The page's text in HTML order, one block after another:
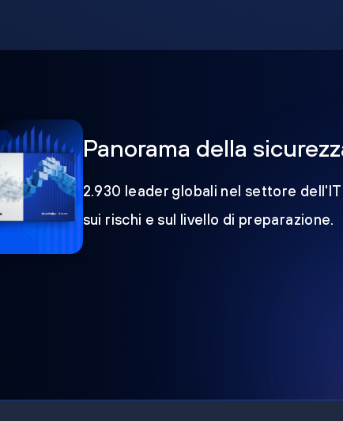
Panorama della
2.930 leader globali nel settore
sui rischi e sul livello di preparazione.